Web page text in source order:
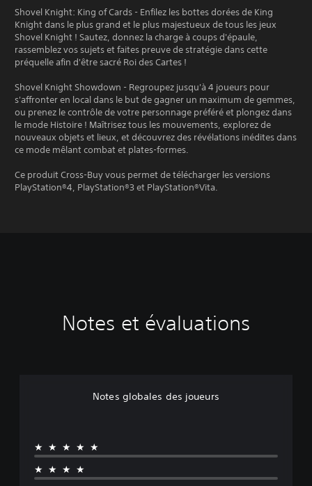
Shovel Knight: King of Cards - Enfilez les bottes dorées de King
Knight dans le plus grand et le plus majestueux de tous les jeux
Shovel Knight ! Sautez, donnez la charge à coups d'épaule,
rassemblez vos sujets et faites preuve de stratégie dans cette
préquelle afin d'être sacré Roi des Cartes !
Shovel Knight Showdown - Regroupez jusqu'à 4 joueurs pour
s'affronter en local dans le but de gagner un maximum de gemmes,
ou prenez le contrôle de votre personnage préféré et plongez dans
le mode Histoire ! Maîtrisez tous les mouvements, explorez de
nouveaux objets et lieux, et découvrez des révélations inédites dans
ce mode mêlant combat et plates-formes.
Ce produit Cross-Buy vous permet de télécharger les versions
PlayStation®4, PlayStation®3 et PlayStation®Vita.
Notes et évaluations
Notes globales des joueurs
★★★★★
★★★★